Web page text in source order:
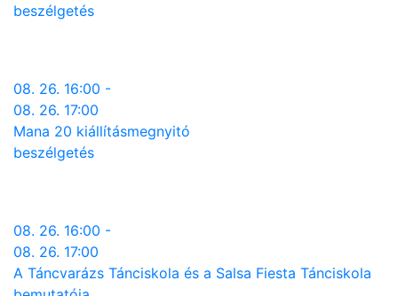
beszélgetés
08. 26. 16:00 -
08. 26. 17:00
Mana 20 kiállításmegnyitó
beszélgetés
08. 26. 16:00 -
08. 26. 17:00
A Táncvarázs Tánciskola és a Salsa Fiesta Tánciskola